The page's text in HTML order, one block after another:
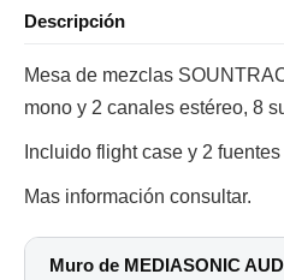
Descripción
Mesa de mezclas
mono y 2 canales estéreo, 8
Incluido flight case y 2
Mas información consultar.
Muro de MEDIASONIC